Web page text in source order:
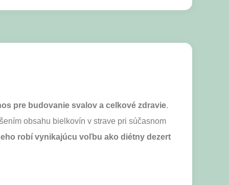
pre budovanie svalov a celkové zdravie.
obsahu bielkovín v strave pri súčasnom
robí vynikajúcu voľbu ako diétny dezert